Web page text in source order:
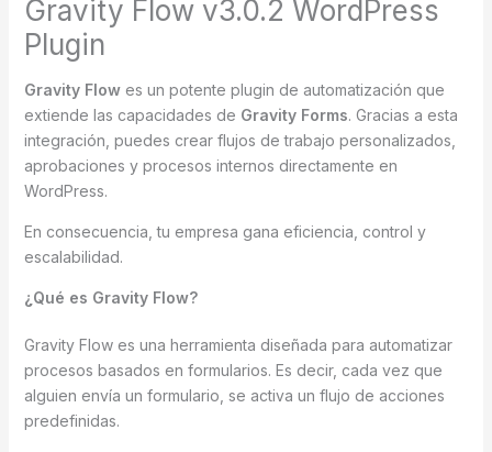
Gravity Flow v3.0.2 WordPress
Plugin
Gravity Flowes un potente plugin de automatización que
extiende las capacidades de Gravity Forms. Gracias a esta
integración, puedes crear flujos de trabajo personalizados,
aprobaciones y procesos internos directamente en
WordPress.
En consecuencia, tu empresa gana eficiencia, control y
escalabilidad.
¿Qué es Gravity Flow?
Gravity Flow es una herramienta diseñada para automatizar
procesos basados en formularios. Es decir, cada vez que
alguien envía un formulario, se activa un flujo de acciones
predefinidas.